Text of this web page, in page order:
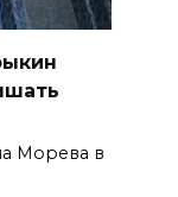
Морева в